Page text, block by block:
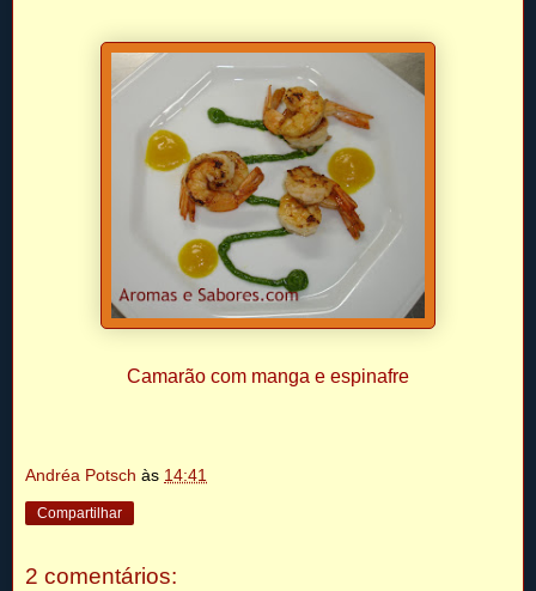
Camarão com manga e espinafre
Andréa Potsch às 14:41
Compartilhar
2 comentários: